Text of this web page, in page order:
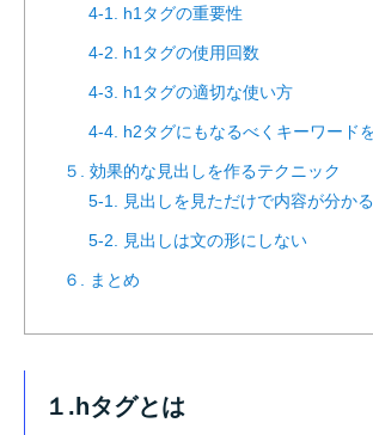
4-1. h1タグの重要性
4-2. h1タグの使用回数
4-3. h1タグの適切な使い方
4-4. h2タグにもなるべくキーワード
５. 効果的な見出しを作るテクニック
5-1. 見出しを見ただけで内容が分か
5-2. 見出しは文の形にしない
６. まとめ
１.hタグとは